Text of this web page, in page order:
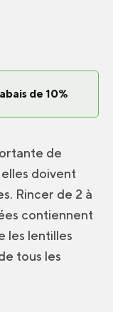
de 10%
de
doivent
Rincer de 2 à
contiennent
les lentilles
tous les